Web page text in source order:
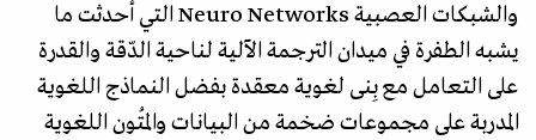
والشبكات العصبية Neuro Networks التي أحدثت ما
يشبه الطفرة في ميدان الترجمة الآلية لناحية الدّقة والقدرة
على التعامل مع بِنى لغوية معقدة بفضل النماذج اللغوية
المدربة على مجموعات ضخمة من البيانات والمُتون اللغوية